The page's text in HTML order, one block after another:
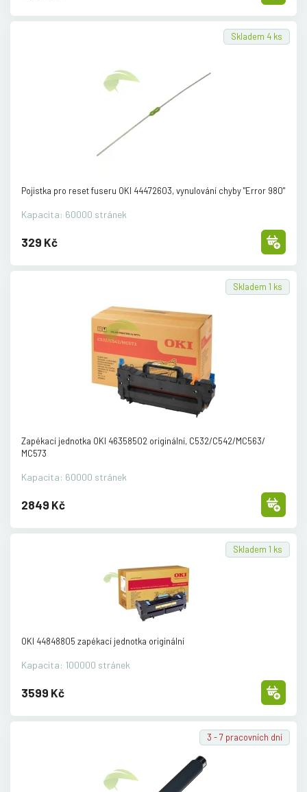
Skladem 4 ks
Pojistka pro reset fuseru OKI 44472603, vynulování chyby "Error 980"
Kapacita: 60000 stránek
329 Kč
Skladem 1 ks
Zapékací jednotka OKI 46358502 originální, C532/C542/MC563/
MC573
Kapacita: 60000 stránek
2849 Kč
Skladem 1 ks
OKI 44848805 zapékací jednotka originální
Kapacita: 100000 stránek
3599 Kč
3 - 7 pracovních dní